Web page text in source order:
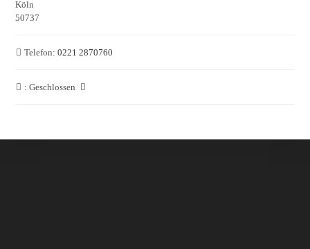
Köln
50737
Telefon: 0221 2870760
: Geschlossen